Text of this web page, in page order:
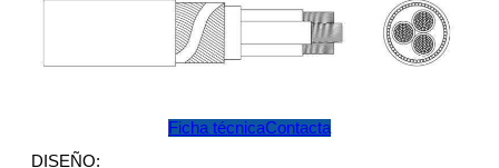
Ficha técnicaContacta
DISEÑO: